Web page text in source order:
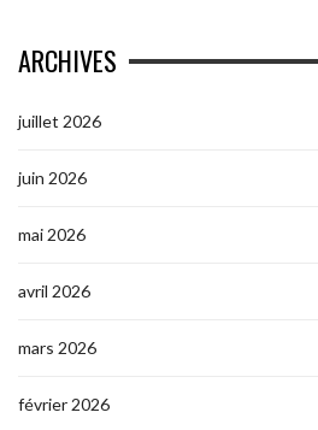
ARCHIVES
juillet 2026
juin 2026
mai 2026
avril 2026
mars 2026
février 2026